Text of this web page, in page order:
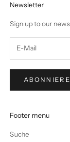
Newsletter
Sign up to our
Footer menu
Suche